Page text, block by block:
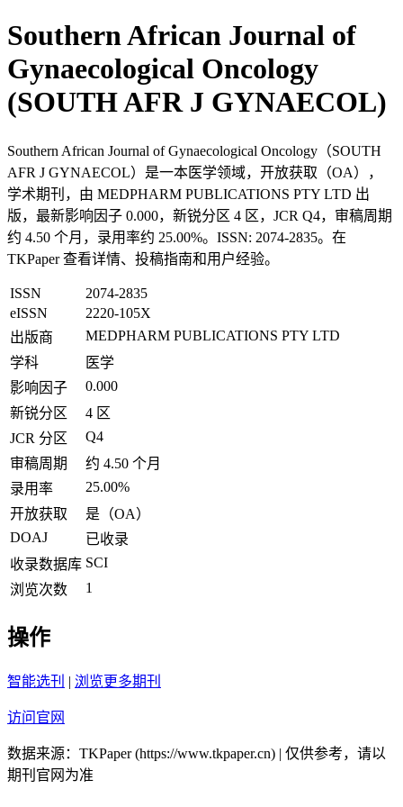
Southern African Journal of
Gynaecological Oncology
(SOUTH AFR J GYNAECOL)
Southern African Journal of Gynaecological Oncology（SOUTH
AFR J GYNAECOL）是一本医学领域，开放获取（OA），
学术期刊，由 MEDPHARM PUBLICATIONS PTY LTD 出
版，最新影响因子 0.000，新锐分区 4 区，JCR Q4，审稿周期
约 4.50 个月，录用率约 25.00%。ISSN: 2074-2835。在
TKPaper 查看详情、投稿指南和用户经验。
ISSN
2074-2835
eISSN
2220-105X
出版商
MEDPHARM PUBLICATIONS PTY LTD
学科
医学
影响因子
0.000
新锐分区
4 区
JCR 分区
Q4
审稿周期
约 4.50 个月
录用率
25.00%
开放获取
是（OA）
DOAJ
已收录
收录数据库 SCI
浏览次数
1
操作
智能选刊 | 浏览更多期刊
访问官网
数据来源：TKPaper (https://www.tkpaper.cn) | 仅供参考，请以
期刊官网为准